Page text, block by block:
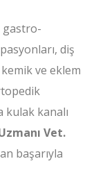
gastro-
diş
ve eklem
kanalı
Vet.
başarıyla